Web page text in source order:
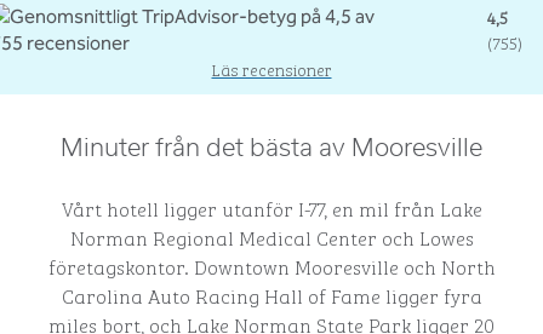
4,5
(755)
Läs recensioner
Minuter från det bästa av Mooresville
Vårt hotell ligger utanför I-77, en mil från Lake
Norman Regional Medical Center och Lowes
företagskontor. Downtown Mooresville och North
Carolina Auto Racing Hall of Fame ligger fyra
miles bort, och Lake Norman State Park ligger 20